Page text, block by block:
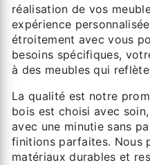
réalisation de vos
expérience
étroitement avec vous
besoins spécifiques,
à des meubles qui
La qualité est notre
bois est choisi avec
avec une minutie sans
finitions parfaites. Nous
matériaux durables et